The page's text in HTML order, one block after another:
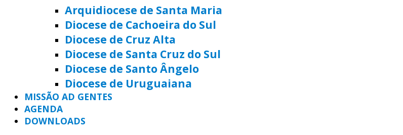
Arquidiocese de Santa Maria
Diocese de Cachoeira do Sul
Diocese de Cruz Alta
Diocese de Santa Cruz do Sul
Diocese de Santo Ângelo
Diocese de Uruguaiana
MISSÃO AD GENTES
AGENDA
DOWNLOADS